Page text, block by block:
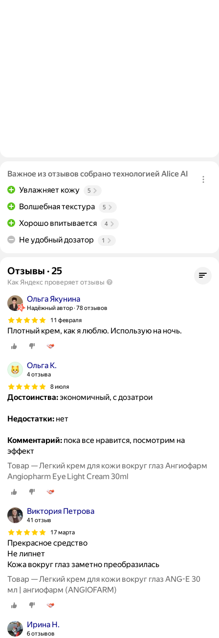
Важное из отзывов собрано технологией Alice AI
Увлажняет кожу
5
Волшебная текстура 5
Хорошо впитывается 4
Не удобный дозатор 1
Отзывы · 25
Как Яндекс проверяет отзывы
Ольга Якунина
Надёжный автор 78 отзывов
11 февраля
Плотный крем, как я люблю. Использую на ночь.
Ольга К.
4 отзыва
8 июля
Достоинства:экономичный, с дозатрои
Недостатки: нет
Комментарий: пока все нравится, посмотрим на
эффект
Товар — Легкий крем для кожи вокруг глаз Ангиофарм
Angiopharm Eye Light Cream 30ml
Виктория Петрова
41 отзыв
17 марта
Прекрасное средство
Не липнет
Кожа вокруг глаз заметно преобразилась
Товар — Легкий крем для кожи вокруг глаз ANG-E 30
мл | ангиофарм (ANGIOFARM)
Ирина Н.
6 отзывов